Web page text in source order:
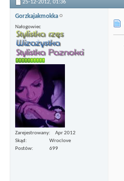
25-12-2012, 01:36
Gorzkajakmokka
Nałogowiec
Zarejestrowany
Apr 2012
Skąd
Wroclove
Postów
699